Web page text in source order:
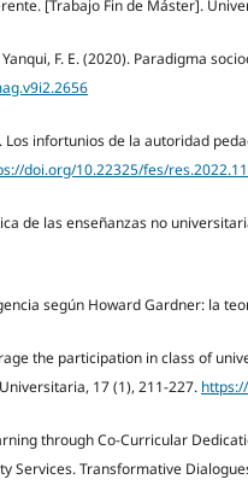
[Trabajo Fin de Máster].
Yanqui, F. E. (2020). Paradigma
Los infortunios de la autoridad
doi.org/10.22325/fes/
de las enseñanzas no
según Howard Gardner: la
the participation in class of
17 (1), 211-227.
through Co-Curricular
Services. Transformative